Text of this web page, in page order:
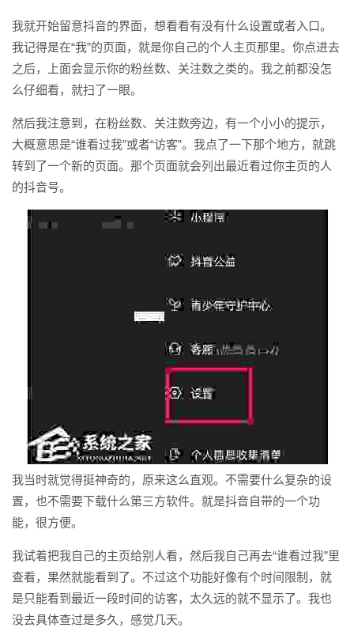
我就开始留意抖音的界面，想看看有没有什么设置或者入口。
我记得是在“我”的页面，就是你自己的个人主页那里。你点进去
之后，上面会显示你的粉丝数、关注数之类的。我之前都没怎
么仔细看，就扫了一眼。
然后我注意到，在粉丝数、关注数旁边，有一个小小的提示，
大概意思是“谁看过我”或者“访客”。我点了一下那个地方，就跳
转到了一个新的页面。那个页面就会列出最近看过你主页的人
的抖音号。
我当时就觉得挺神奇的，原来这么直观。不需要什么复杂的设
置，也不需要下载什么第三方软件。就是抖音自带的一个功
能，很方便。
我试着把我自己的主页给别人看，然后我自己再去“谁看过我”里
查看，果然就能看到了。不过这个功能好像有个时间限制，就
是只能看到最近一段时间的访客，太久远的就不显示了。我也
没去具体查过是多久，感觉几天。